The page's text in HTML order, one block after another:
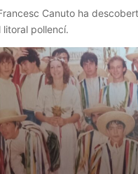
Canuto ha
pollencí.